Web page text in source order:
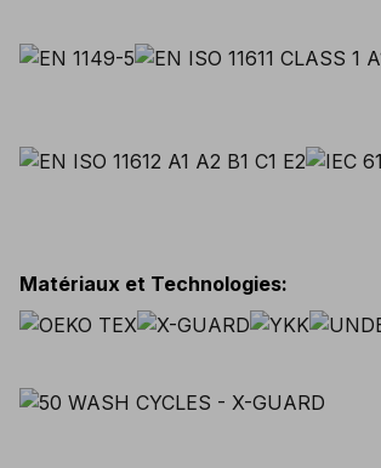
Matériaux et Technologies: